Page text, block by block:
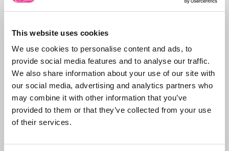
This website uses cookies
We use cookies to personalise content and ads, to
provide social media features and to analyse our traffic.
We also share information about your use of our site with
our social media, advertising and analytics partners who
may combine it with other information that you’ve
provided to them or that they’ve collected from your use
of their services.
Recente artikelen
autoriteiten?
Lees dit artikel »
Abba glutenvrij bier en hotels
Lees dit artikel »
merkhouder